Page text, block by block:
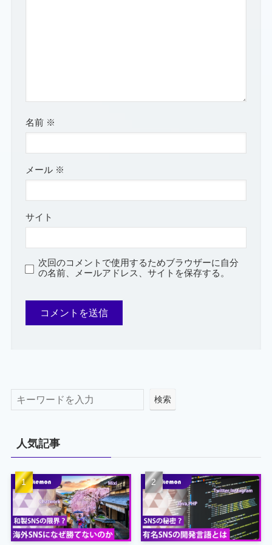
名前 ※
メール ※
サイト
次回のコメントで使用するためブラウザーに自分
の名前、メールアドレス、サイトを保存する。
検索
人気記事